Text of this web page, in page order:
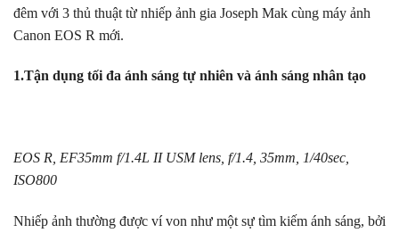
đêm với 3 thủ thuật từ nhiếp ảnh gia Joseph Mak cùng máy ảnh
Canon EOS R mới.
1.Tận dụng tối đa ánh sáng tự nhiên và ánh sáng nhân tạo
EOS R, EF35mm f/1.4L II USM lens, f/1.4, 35mm, 1/40sec,
ISO800
Nhiếp ảnh thường được ví von như một sự tìm kiếm ánh sáng, bởi